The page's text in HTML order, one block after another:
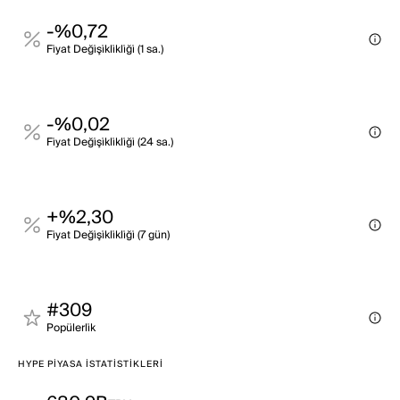
-%0,72
Fi̇yat Deği̇şi̇kli̇kli̇ği̇ (1 sa.)
-%0,02
Fi̇yat Deği̇şi̇kli̇kli̇ği̇ (24 sa.)
+%2,30
Fi̇yat Deği̇şi̇kli̇kli̇ği̇ (7 gün)
#309
Popülerli̇k
HYPE PIYASA İSTATISTIKLERI